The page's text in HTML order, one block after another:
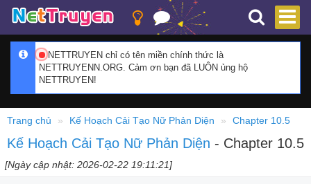
NETTRUYEN chỉ có tên miền chính thức là
NETTRUYENN.ORG. Cảm ơn bạn đã LUÔN ủng hộ
NETTRUYEN!
Trang chủ Kế Hoạch Cải Tạo Nữ Phản Diện Chapter 10.5
Kế Hoạch Cải Tạo Nữ Phản Diện - Chapter 10.5
[Ngày cập nhật: 2026-02-22 19:11:21]